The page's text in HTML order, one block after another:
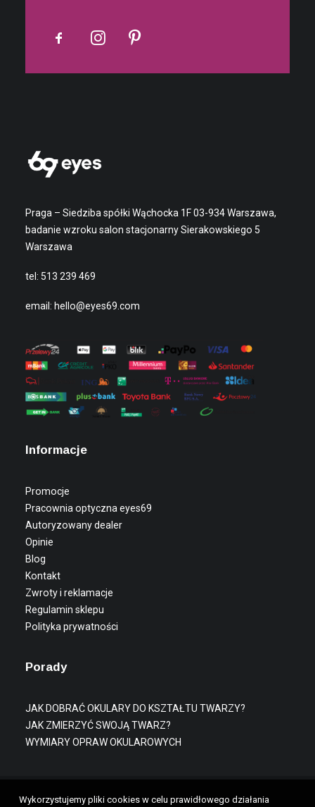
Praga – Siedziba spółki Wąchocka 1F 03-934 Warszawa,
badanie wzroku salon stacjonarny Sierakowskiego 5
Warszawa
tel: 513 239 469
email: hello@eyes69.com
Informacje
Promocje
Pracownia optyczna eyes69
Autoryzowany dealer
Opinie
Blog
Kontakt
Zwroty i reklamacje
Regulamin sklepu
Polityka prywatności
Porady
JAK DOBRAĆ OKULARY DO KSZTAŁTU TWARZY?
JAK ZMIERZYĆ SWOJĄ TWARZ?
WYMIARY OPRAW OKULAROWYCH
Wykorzystujemy pliki cookies w celu prawidłowego działania